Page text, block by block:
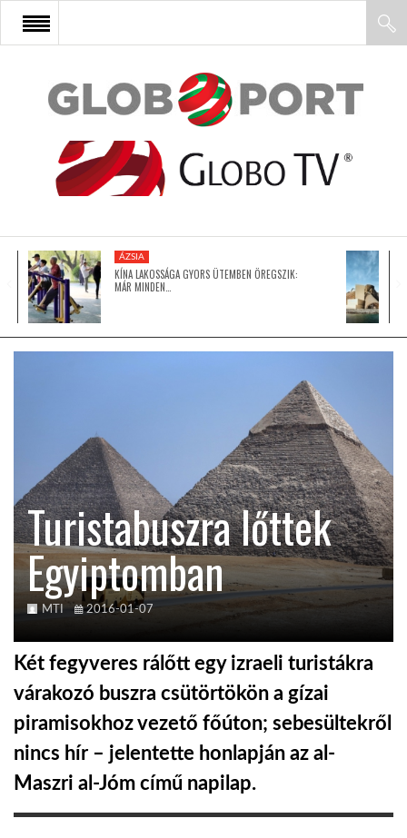
FŐOLDAL
AFRIKA
ÁZSIA
KÖZEL-KELET
AUSZTRÁLIA
A VILÁG ITTHON
HÍR3D
ÁZSIA
KÍNA LAKOSSÁGA GYORS ÜTEMBEN ÖREGSZIK:
MÁR MINDEN…
Turistabuszra lőttek
Egyiptomban
MTI 2016-01-07
Két fegyveres rálőtt egy izraeli turistákra
várakozó buszra csütörtökön a gízai
piramisokhoz vezető főúton; sebesültekről
nincs hír – jelentette honlapján az al-
Maszri al-Jóm című napilap.